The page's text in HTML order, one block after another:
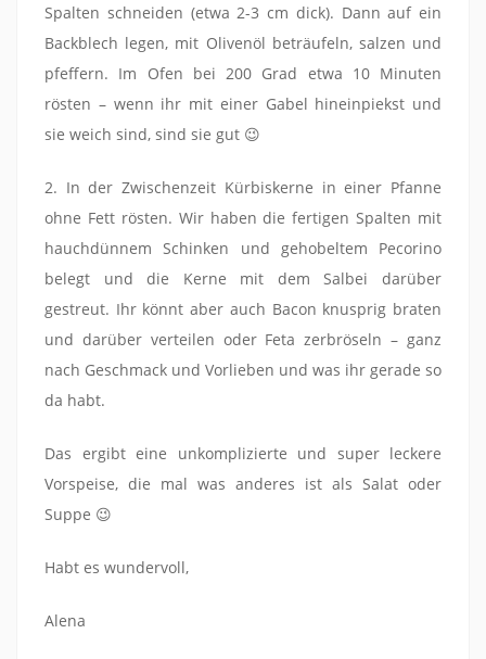
Spalten schneiden (etwa 2-3 cm dick). Dann auf ein
Backblech legen, mit Olivenöl beträufeln, salzen und
pfeffern. Im Ofen bei 200 Grad etwa 10 Minuten
rösten – wenn ihr mit einer Gabel hineinpiekst und
sie weich sind, sind sie gut 😉
2. In der Zwischenzeit Kürbiskerne in einer Pfanne
ohne Fett rösten. Wir haben die fertigen Spalten mit
hauchdünnem Schinken und gehobeltem Pecorino
belegt und die Kerne mit dem Salbei darüber
gestreut. Ihr könnt aber auch Bacon knusprig braten
und darüber verteilen oder Feta zerbröseln – ganz
nach Geschmack und Vorlieben und was ihr gerade so
da habt.
Das ergibt eine unkomplizierte und super leckere
Vorspeise, die mal was anderes ist als Salat oder
Suppe 😉
Habt es wundervoll,
Alena